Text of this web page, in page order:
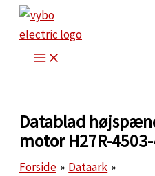
indholdet
Datablad
motor H27R-
Forside
Dataark